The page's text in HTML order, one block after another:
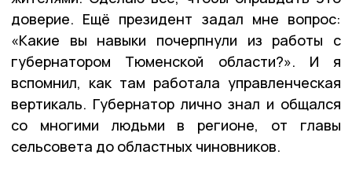
доверие. Ещё президент задал мне вопрос:
«Какие вы навыки почерпнули из работы с
губернатором Тюменской области?». И я
вспомнил, как там работала управленческая
вертикаль. Губернатор лично знал и общался
со многими людьми в регионе, от главы
сельсовета до областных чиновников.